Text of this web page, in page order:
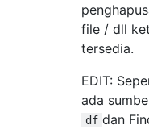
file / dll
tersedia.
EDIT:
ada
df dan